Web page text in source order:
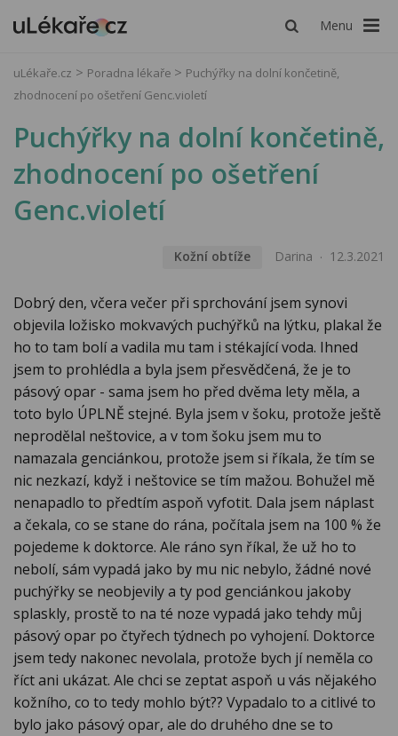
Menu
uLékaře.cz Poradna lékaře
Puchýřky na dolní končetině,
zhodnocení po ošetření Genc.violetí
Puchýřky na dolní končetině,
zhodnocení po ošetření
Genc.violetí
Kožní obtíže Darina 12.3.2021
Dobrý den, včera večer při sprchování jsem synovi
objevila ložisko mokvavých puchýřků na lýtku, plakal že
ho to tam bolí a vadila mu tam i stékající voda. Ihned
jsem to prohlédla a byla jsem přesvědčená, že je to
pásový opar - sama jsem ho před dvěma lety měla, a
toto bylo ÚPLNĚ stejné. Byla jsem v šoku, protože ještě
neprodělal neštovice, a v tom šoku jsem mu to
namazala genciánkou, protože jsem si říkala, že tím se
nic nezkazí, když i neštovice se tím mažou. Bohužel mě
nenapadlo to předtím aspoň vyfotit. Dala jsem náplast
a čekala, co se stane do rána, počítala jsem na 100 % že
pojedeme k doktorce. Ale ráno syn říkal, že už ho to
nebolí, sám vypadá jako by mu nic nebylo, žádné nové
puchýřky se neobjevily a ty pod genciánkou jakoby
splaskly, prostě to na té noze vypadá jako tehdy můj
pásový opar po čtyřech týdnech po vyhojení. Doktorce
jsem tedy nakonec nevolala, protože bych jí neměla co
říct ani ukázat. Ale chci se zeptat aspoň u vás nějakého
kožního, co to tedy mohlo být?? Vypadalo to a citlivé to
bylo jako pásový opar, ale do druhého dne se to